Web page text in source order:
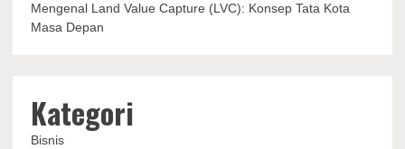
Mengenal Land Value Capture (LVC): Konsep Tata Kota
Masa Depan
Kategori
Bisnis